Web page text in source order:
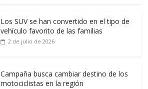
Los SUV se han convertido en el tipo de
vehículo favorito de las familias
2 de julio de 2026
Campaña busca cambiar destino de los
motociclistas en la región